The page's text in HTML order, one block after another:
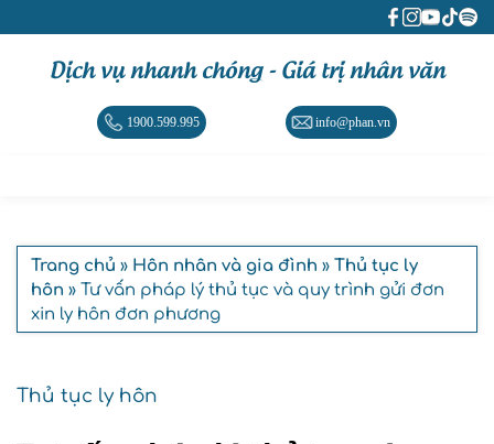
Dịch vụ nhanh chóng - Giá trị nhân văn
1900.599.995 info@phan.vn
Trang chủ » Hôn nhân và gia đình » Thủ tục ly
hôn » Tư vấn pháp lý thủ tục và quy trình gửi đơn
xin ly hôn đơn phương
Thủ tục ly hôn